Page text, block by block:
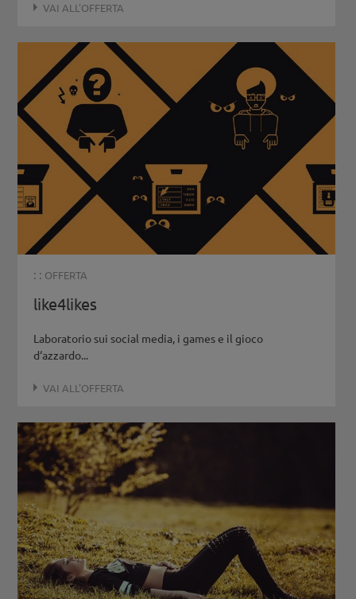
VAI ALL'OFFERTA
: : OFFERTA
like4likes
Laboratorio sui social media, i games e il gioco
d‘azzardo...
VAI ALL'OFFERTA